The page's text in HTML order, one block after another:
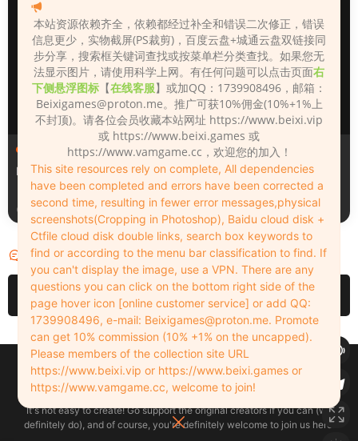
人物（Looks）
Monica_2_2_2
1天前
人物（Looks）
Lizhen2025
2天前
评论 0
请先登录
Copyleft © 2022-2026 beixi.vip - All Rights Freedom！
创作不易！有能力的同学可以去支持一下原创作者（我们绝对支持），当然
了，您加入这里我们也绝对欢迎！
It's not easy to create! Go support the original creators if you can (we
definitely do), and of course, you're definitely welcome to join us here!
本站资源依赖齐全，依赖都经过补全和错误二次修正，错误
信息更少，实物截屏(PS裁剪)，百度云盘+城通云盘双链接同
步分享，搜索框关键词查找或按菜单栏分类查找。如果您无
法显示图片，请使用科学上网。有任何问题可以点击页面右
下侧悬浮图标 【在线客服】或加QQ：1739908496，邮箱：
Beixigames@proton.me。推广可获10%佣金(10%+1%上
不封顶)。请各位会员收藏本站网址 https://www.beixi.vip
或 https://www.beixi.games 或
https://www.vamgame.cc，欢迎您的加入！
This site resources rely on complete, All dependencies
have been completed and errors have been corrected a
second time, resulting in fewer error messages,physical
screenshots(Cropping in Photoshop), Baidu cloud disk +
Ctfile cloud disk double links, search box keywords to
find or according to the menu bar classification to find. If
you can't display the image, use a VPN. There are any
questions you can click on the bottom right side of the
page hover icon [online customer service] or add QQ:
1739908496, e-mail: Beixigames@proton.me. Promote
can get 10% commission (10% +1% on the uncapped).
Please members of the collection site URL
https://www.beixi.vip or https://www.beixi.games or
https://www.vamgame.cc, welcome to join!